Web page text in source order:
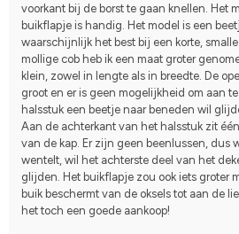
voorkant bij de borst te gaan knellen. Het
buikflapje is handig. Het model is een
waarschijnlijk het best bij een korte,
mollige cob heb ik een maat groter
klein, zowel in lengte als in breedte. De
groot en er is geen mogelijkheid om aan
halsstuk een beetje naar beneden wil
Aan de achterkant van het halsstuk zit
van de kap. Er zijn geen beenlussen, dus
wentelt, wil het achterste deel van het
glijden. Het buikflapje zou ook iets groter
buik beschermt van de oksels tot aan de
het toch een goede aankoop!